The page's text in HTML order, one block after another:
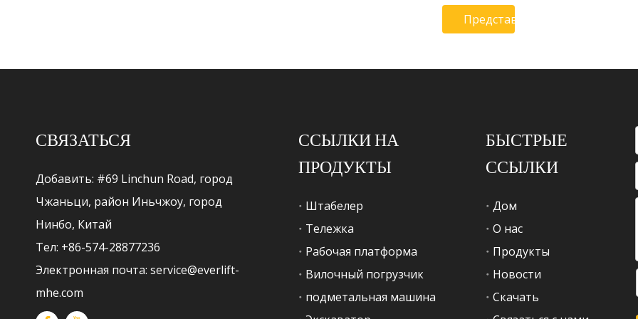
Представлять на
СВЯЗАТЬСЯ
Добавить: #69 Linchun Road, город
Чжаньци, район Иньчжоу, город
Нинбо, Китай
Тел: +86-574-28877236
Электронная почта: service@everlift-
mhe.com
ССЫЛКИ НА
ПРОДУКТЫ
Штабелер
Тележка
Рабочая платформа
Вилочный погрузчик
подметальная машина
БЫСТРЫЕ
ССЫЛКИ
Дом
О нас
Продукты
Новости
Скачать